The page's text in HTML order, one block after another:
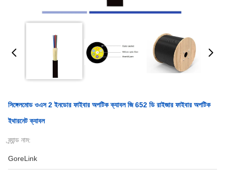
সিঙ্গেলমোড ওএস 2 ইনডোর ফাইবার অপটিক ক্যাবল জি 652 ডি রাইজার ফাইবার অপটিক
ইথারনেট ক্যাবল
ব্র্যান্ড নাম:
GoreLink